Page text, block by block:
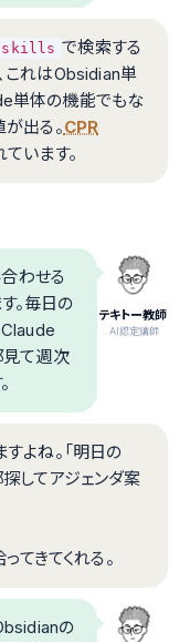
skills で検索する
これはObsidian単
単体の機能でもな
出る。CPR
います。
テキトー教師
.AI認定講師
わせる
。毎日の
Claude
見て週次
よね。「明日の
してアジェンダ案
てきてくれる。
の